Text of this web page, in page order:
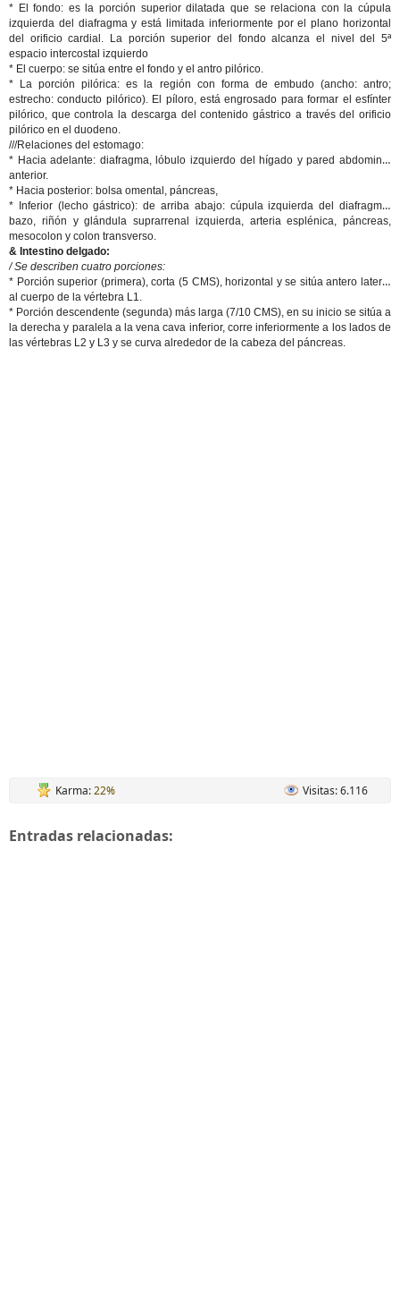
* El fondo: es la porción superior dilatada que se relaciona con la cúpula
izquierda del diafragma y está limitada inferiormente por el plano horizontal
del orificio cardial. La porción superior del fondo alcanza el nivel del 5ª
espacio intercostal izquierdo
* El cuerpo: se sitúa entre el fondo y el antro pilórico.
* La porción pilórica: es la región con forma de embudo (ancho: antro;
estrecho: conducto pilórico). El píloro, está engrosado para formar el esfínter
pilórico, que controla la descarga del contenido gástrico a través del orificio
pilórico en el duodeno.
///Relaciones del estomago:
* Hacia adelante: diafragma, lóbulo izquierdo del hígado y pared abdominal
anterior.
* Hacia posterior: bolsa omental, páncreas,
* Inferior(lecho gástrico): de arriba abajo: cúpula izquierda del diafragma,
bazo, riñón y glándula suprarrenal izquierda, arteria esplénica, páncreas,
mesocolon y colon transverso.
& Intestino delgado:
/ Se describen cuatro porciones:
* Porción superior (primera), corta (5 CMS), horizontal y se sitúa antero lateral
al cuerpo de la vértebra L1.
* Porción descendente (segunda) más larga (7/10 CMS), en su inicio se sitúa a
la derecha y paralela a la vena cava inferior, corre inferiormente a los lados de
las vértebras L2 y L3 y se curva alrededor de la cabeza del páncreas.
Karma:22% Visitas: 6.116
Entradas relacionadas: